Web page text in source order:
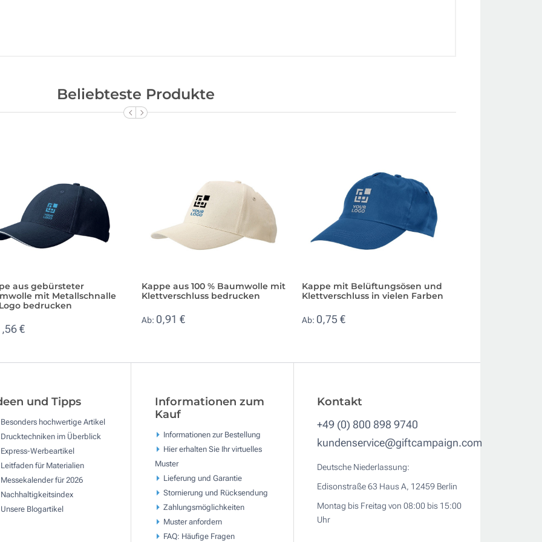
Beliebteste Produkte
aus gebürsteter
mit Metallschnalle
bedrucken
€
Kappe aus 100 % Baumwolle mit
Klettverschluss bedrucken
Ab: 0,91 €
Kappe mit Belüftungsösen und
Klettverschluss in vielen Farben
Ab: 0,75 €
und Tipps
Besonders hochwertige Artikel
Drucktechniken im Überblick
Express-Werbeartikel
Leitfaden für Materialien
Messekalender für 2026
Nachhaltigkeitsindex
Unsere Blogartikel
Informationen zum
Kauf
Informationen zur Bestellung
Hier erhalten Sie Ihr virtuelles
Muster
Lieferung und Garantie
Stornierung und Rücksendung
Zahlungsmöglichkeiten
Muster anfordern
FAQ: Häufige Fragen
Kontakt
+49 (0) 800 898 9740
kundenservice@giftcampaign.com
Deutsche Niederlassung:
Edisonstraße 63 Haus A, 12459 Berlin
Montag bis Freitag von 08:00 bis 15:00
Uhr